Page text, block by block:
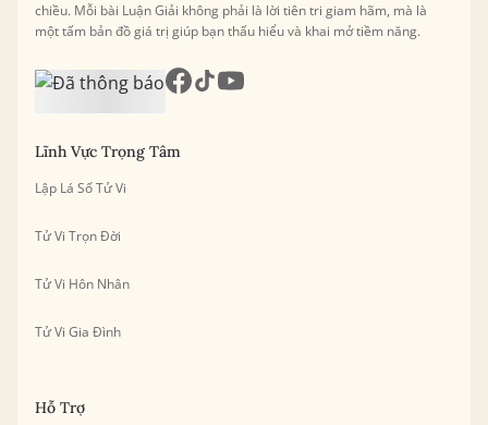
chiều. Mỗi bài Luận Giải không phải là lời tiên tri giam hãm, mà là
một tấm bản đồ giá trị giúp bạn thấu hiểu và khai mở tiềm năng.
Lĩnh Vực Trọng Tâm
Lập Lá Số Tử Vi
Tử Vi Trọn Đời
Tử Vi Hôn Nhân
Tử Vi Gia Đình
Hỗ Trợ